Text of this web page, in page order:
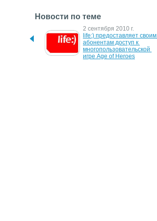
Новости по теме
Game Pass:
2 сентября 2010 г.
life:) предоставляет своим
абонентам доступ к
многопользовательской
игре Age of Heroes